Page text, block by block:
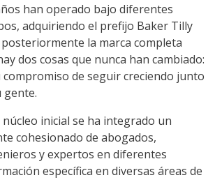
han operado bajo diferentes
adquiriendo el prefijo Baker Tilly
posteriormente la marca completa
dos cosas que nunca han cambiado:
de seguir creciendo junto
gente.
inicial se ha integrado un
cohesionado de abogados,
y expertos en diferentes
específica en diversas áreas de